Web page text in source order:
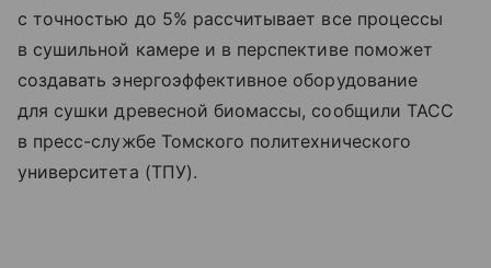
с точностью до 5% рассчитывает все процессы
в сушильной камере и в перспективе поможет
создавать энергоэффективное оборудование
для сушки древесной биомассы, сообщили ТАСС
в пресс-службе Томского политехнического
университета (ТПУ).